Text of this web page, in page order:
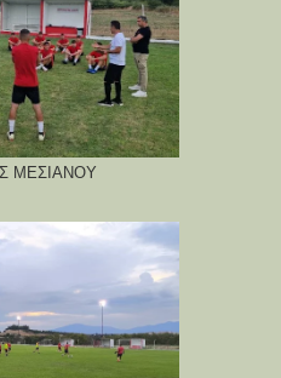
ΜΕΣΙΑΝΟΥ